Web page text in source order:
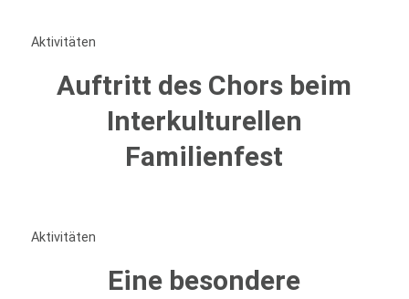
Aktivitäten
Auftritt des Chors beim
Interkulturellen
Familienfest
Aktivitäten
Eine besondere